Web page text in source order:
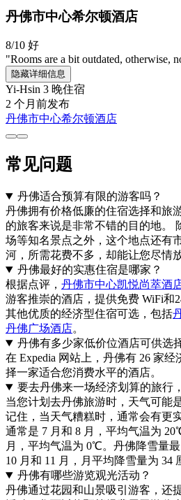
丹佛市中心希尔顿酒店
8/10 好
"Rooms are a bit outdated, otherwise,
隐藏详细信息
Yi-Hsin 3 晚住宿
2 个月前发布
丹佛市中心希尔顿酒店
常见问题
丹佛适合预算有限的游客吗？
丹佛拥有价格低廉的住宿选择和旅
的旅客来说是非常不错的目的地。
场等知名景点之外，这个地点还有
河，所需花费不多，却能让您尽情
丹佛最好的实惠住宿是哪家？
根据点评， 丹佛市中心凯悦尚萃酒
游客推崇的酒店，提供免费 WiFi和
其他优质的经济型住宿可选，包括
丹佛广场酒店。
丹佛有多少家低价位酒店可供选
在 Expedia 网站上，丹佛有 26 家
择一家适合您消费水平的酒店。
要去丹佛来一场经济划算的旅行
当您计划去丹佛旅游时，天气可能
记住，当天气糟糕时，通常会有更
通常是 7 月和 8 月，平均气温为
月，平均气温为 0℃。丹佛降雪量最
10 月和 11 月，月平均降雪量为 34
丹佛有哪些游览观光活动？
丹佛通过花园和山景吸引游客，还